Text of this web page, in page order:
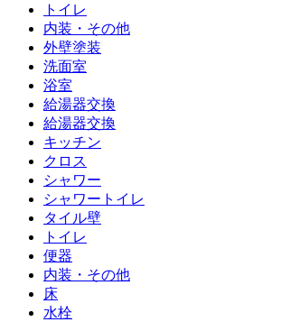
トイレ
内装・その他
外壁塗装
洗面室
浴室
給湯器交換
給湯器交換
キッチン
クロス
シャワー
シャワートイレ
タイル壁
トイレ
便器
内装・その他
床
水栓